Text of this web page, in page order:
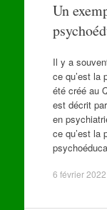
Un
Il y a
ce qu’est la
été créé au
est décrit
en
ce qu’est la
6 février 2022